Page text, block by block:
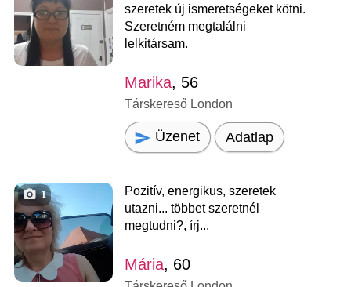
szeretek új ismeretségeket kötni.
Szeretném megtalálni
lelkitársam.
Marika, 56
Társkereső London
Üzenet Adatlap
1
Pozitív, energikus, szeretek
utazni... többet szeretnél
megtudni?, írj...
Mária, 60